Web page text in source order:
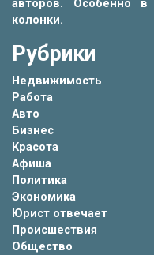
авторов. Особенно
колонки.
Рубрики
Недвижимость
Работа
Авто
Бизнес
Красота
Афиша
Политика
Экономика
Юрист отвечает
Происшествия
Общество